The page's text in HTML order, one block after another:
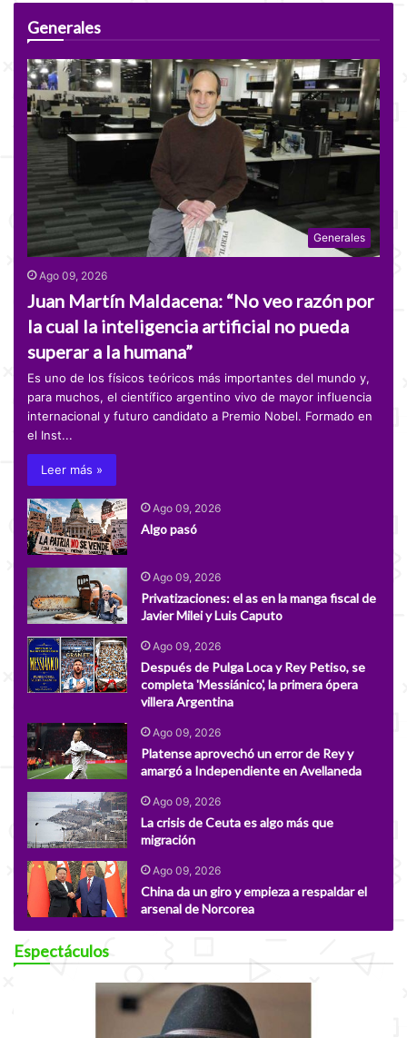
Generales
Generales
Ago 09, 2026
Juan Martín Maldacena: “No veo razón por
la cual la inteligencia artificial no pueda
superar a la humana”
Es uno de los físicos teóricos más importantes del mundo y,
para muchos, el científico argentino vivo de mayor influencia
internacional y futuro candidato a Premio Nobel. Formado en
el Inst...
Leer más »
Ago 09, 2026
Algo pasó
Ago 09, 2026
Privatizaciones: el as en la manga fiscal de
Javier Milei y Luis Caputo
Ago 09, 2026
Después de Pulga Loca y Rey Petiso, se
completa 'Messiánico', la primera ópera
villera Argentina
Ago 09, 2026
Platense aprovechó un error de Rey y
amargó a Independiente en Avellaneda
Ago 09, 2026
La crisis de Ceuta es algo más que
migración
Ago 09, 2026
China da un giro y empieza a respaldar el
arsenal de Norcorea
Espectáculos